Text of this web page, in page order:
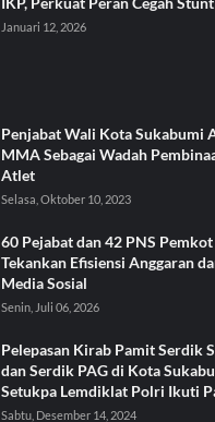
Januari 12, 2026
Penjabat Wali Kota Sukabumi
MMA Sebagai Wadah
Atlet
Selasa, Oktober 10, 2023
60 Pejabat dan 42 PNS
Tekankan Efisiensi Anggaran
Media Sosial
Senin, Juli 06, 2026
Pelepasan Kirab Pamit Serdik
dan Serdik PAG di Kota
Setukpa Lemdiklat Polri Ikuti
Sabtu, Desember 14, 2024